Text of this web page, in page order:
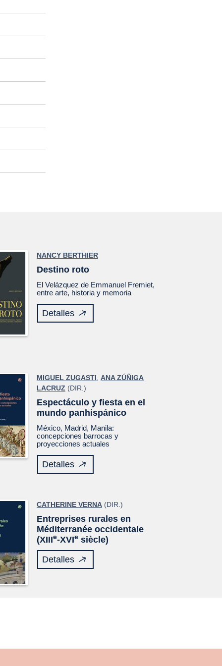
NANCY BERTHIER
Destino roto
El Velázquez de Emmanuel Fremiet,
entre arte, historia y memoria
Detalles
MIGUEL ZUGASTI ANA ZÚÑIGA
LACRUZ (DIR.)
Espectáculo y fiesta en el
mundo panhispánico
México, Madrid, Manila:
concepciones barrocas y
proyecciones actuales
Detalles
CATHERINE VERNA (DIR.)
Entreprises rurales en
Méditerranée occidentale
(XIIIe-XVIe siècle)
Detalles